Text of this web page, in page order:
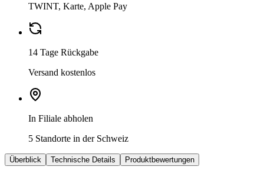
TWINT, Karte, Apple Pay
14 Tage Rückgabe
Versand kostenlos
In Filiale abholen
5 Standorte in der Schweiz
Überblick Technische Details Produktbewertungen